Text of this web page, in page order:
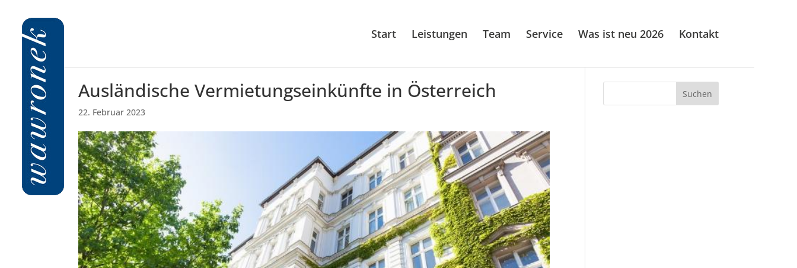
Start Leistungen Team Service Was ist neu 2026 Kontakt
Ausländische Vermietungseinkünfte in Österreich
22. Februar 2023